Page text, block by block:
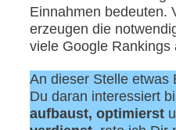
Einnahmen bedeuten.
erzeugen die
viele Google Rankings
An dieser Stelle etwas
Du daran interessiert
aufbaust, optimierst